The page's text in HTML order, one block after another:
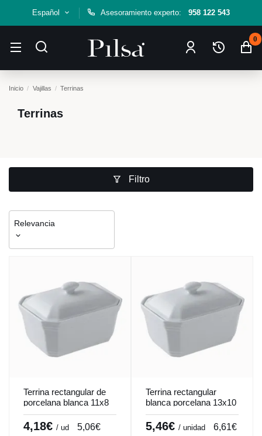
Español Asesoramiento experto: 958 122 543
0
Inicio Vajillas Terrinas
Terrinas
Filtro
Relevancia
Terrina rectangular de
porcelana blanca 11x8
cm Bistronome
Pro.mundi
4,18€ / ud 5,06€
Terrina rectangular
blanca porcelana 13x10
cm Bistronome
Pro.mundi
5,46€ / unidad 6,61€